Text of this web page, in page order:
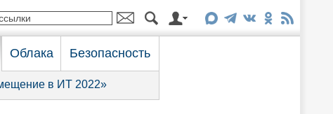
Облака Безопасность
в ИТ 2022»